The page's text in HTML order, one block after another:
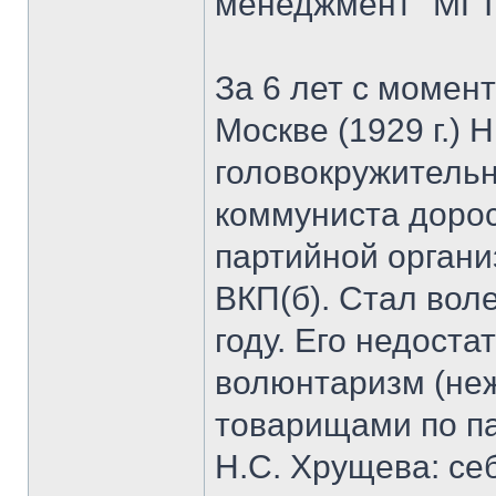
За 6 лет с
Москве (1929 г.)
коммуниста
партийной
ВКП(б). Стал
году. Его
волюнтаризм
товарищами по
Н.С. Хрущева: